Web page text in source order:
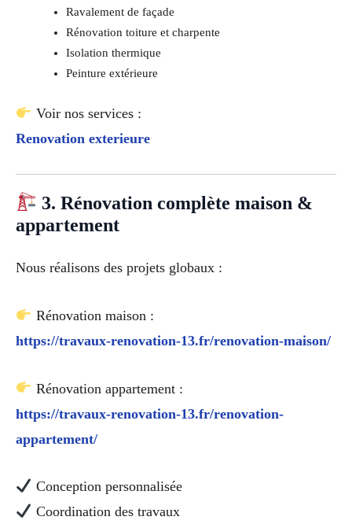
Ravalement de façade
Rénovation toiture et charpente
Isolation thermique
Peinture extérieure
Voir nos services :
Renovation exterieure
3. Rénovation complète maison &
appartement
Nous réalisons des projets globaux :
Rénovation maison :
https://travaux-renovation-13.fr/renovation-maison/
Rénovation appartement :
https://travaux-renovation-13.fr/renovation-
appartement/
Conception personnalisée
Coordination des travaux